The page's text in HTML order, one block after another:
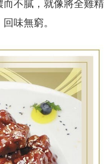
不膩，就像將全雞精
味無窮。